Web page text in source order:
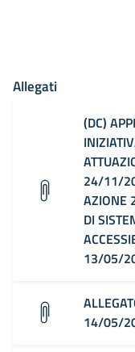
Allegati
(DC)
24/11/
AZIONE
DI
13/05/
14/05/